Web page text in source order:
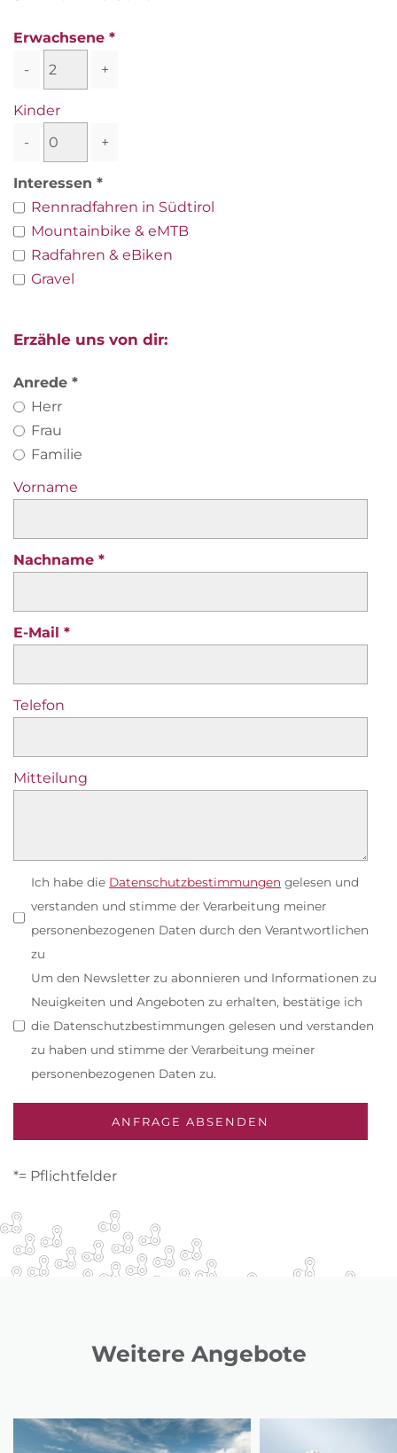
Erwachsene
-
+
Kinder
-
+
Interessen
Rennradfahren in Südtirol
Mountainbike & eMTB
Radfahren & eBiken
Gravel
Erzähle uns von dir:
Anrede
Herr
Frau
Familie
Vorname
Nachname
E-Mail
Telefon
Mitteilung
Ich habe die Datenschutzbestimmungen gelesen und
verstanden und stimme der Verarbeitung meiner
personenbezogenen Daten durch den Verantwortlichen
zu
Um den Newsletter zu abonnieren und Informationen zu
Neuigkeiten und Angeboten zu erhalten, bestätige ich
die Datenschutzbestimmungen gelesen und verstanden
zu haben und stimme der Verarbeitung meiner
personenbezogenen Daten zu.
*= Pflichtfelder
Weitere Angebote